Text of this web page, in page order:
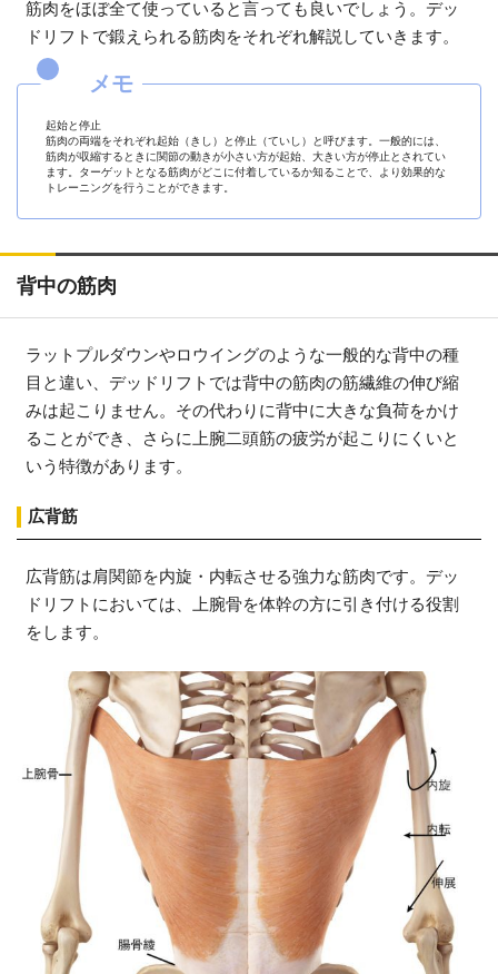
筋肉をほぼ全て使っていると言っても良いでしょう。デッ
ドリフトで鍛えられる筋肉をそれぞれ解説していきます。
起始と停止
筋肉の両端をそれぞれ起始（きし）と停止（ていし）と呼びます。一般的には、
筋肉が収縮するときに関節の動きが小さい方が起始、大きい方が停止とされてい
ます。ターゲットとなる筋肉がどこに付着しているか知ることで、より効果的な
トレーニングを行うことができます。
背中の筋肉
ラットプルダウンやロウイングのような一般的な背中の種
目と違い、デッドリフトでは背中の筋肉の筋繊維の伸び縮
みは起こりません。その代わりに背中に大きな負荷をかけ
ることができ、さらに上腕二頭筋の疲労が起こりにくいと
いう特徴があります。
広背筋
広背筋は肩関節を内旋・内転させる強力な筋肉です。デッ
ドリフトにおいては、上腕骨を体幹の方に引き付ける役割
をします。